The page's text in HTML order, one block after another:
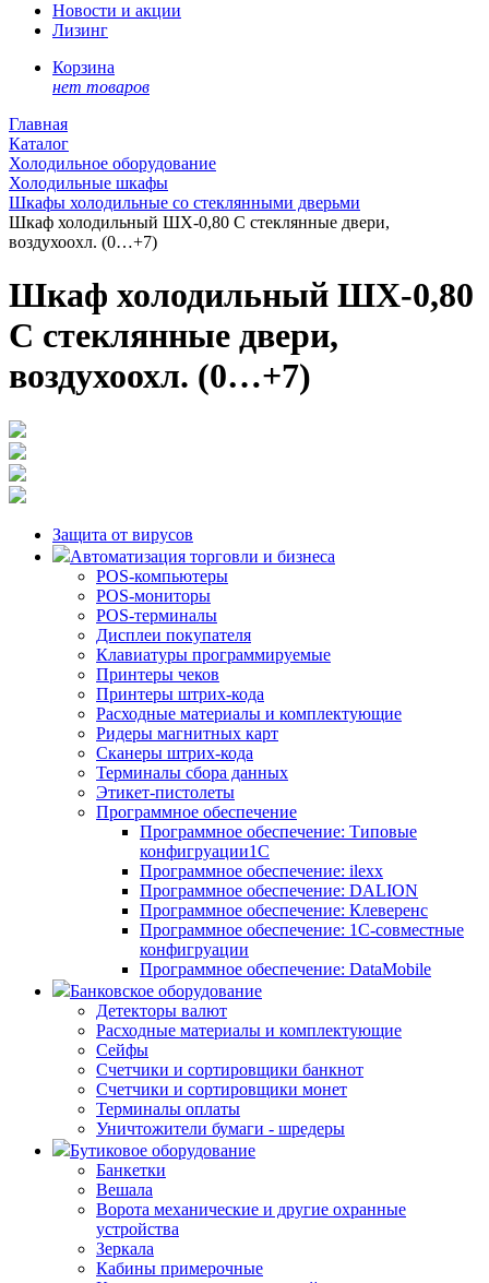
Новости и акции
Лизинг
Корзина
нет товаров
Главная
Каталог
Холодильное оборудование
Холодильные шкафы
Шкафы холодильные со стеклянными дверьми
Шкаф холодильный ШХ-0,80 С стеклянные двери,
воздухоохл. (0…+7)
Шкаф холодильный ШХ-0,80
С стеклянные двери,
воздухоохл. (0…+7)
Защита от вирусов
Автоматизация торговли и бизнеса
POS-компьютеры
POS-мониторы
POS-терминалы
Дисплеи покупателя
Клавиатуры программируемые
Принтеры чеков
Принтеры штрих-кода
Расходные материалы и комплектующие
Ридеры магнитных карт
Сканеры штрих-кода
Терминалы сбора данных
Этикет-пистолеты
Программное обеспечение
Программное обеспечение: Типовые
конфигруации1С
Программное обеспечение: ilexx
Программное обеспечение: DALION
Программное обеспечение: Клеверенс
Программное обеспечение: 1С-совместные
конфигруации
Программное обеспечение: DataMobile
Банковское оборудование
Детекторы валют
Расходные материалы и комплектующие
Сейфы
Счетчики и сортировщики банкнот
Счетчики и сортировщики монет
Терминалы оплаты
Уничтожители бумаги - шредеры
Бутиковое оборудование
Банкетки
Вешала
Ворота механические и другие охранные
устройства
Зеркала
Кабины примерочные